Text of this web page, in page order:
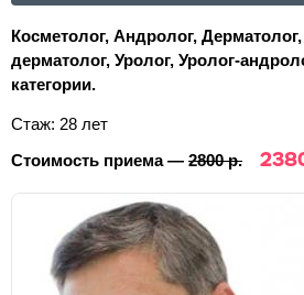
Косметолог, Андролог,
дерматолог, Уролог, Уролог-
категории.
Стаж: 28 лет
Стоимость приема — 2800 р.